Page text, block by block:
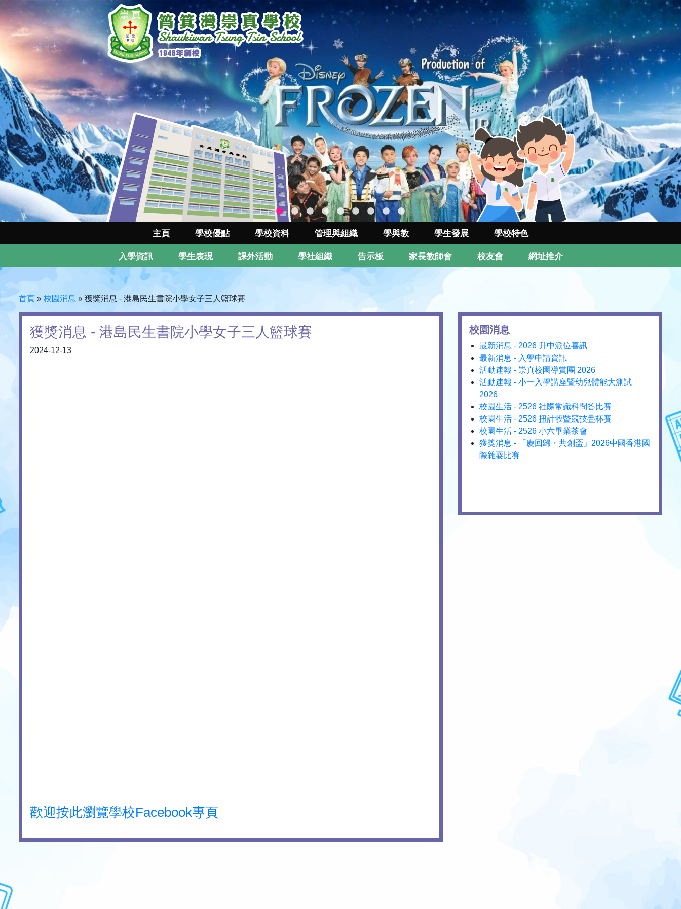
主頁 學校優點 學校資料 管理與組織 學與教 學生發展 學校特色
入學資訊 學生表現 課外活動 學社組織 告示板 家長教師會 校友會 網址推介
首頁 » 校園消息 » 獲獎消息 - 港島民生書院小學女子三人籃球賽
獲獎消息 - 港島民生書院小學女子三人籃球賽
2024-12-13
歡迎按此瀏覽學校Facebook專頁
校園消息
最新消息 - 2026 升中派位喜訊
最新消息 - 入學申請資訊
活動速報 - 崇真校園導賞團 2026
活動速報 - 小一入學講座暨幼兒體能大測試
2026
校園生活 - 2526 社際常識科問答比賽
校園生活 - 2526 扭計骰暨競技疊杯賽
校園生活 - 2526 小六畢業茶會
獲獎消息 - 「慶回歸・共創盃」2026中國香港國
際雜耍比賽